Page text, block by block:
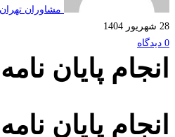
مشاوران تهران
28 شهریور 1404
0 دیدگاه
انجام پایان
انجام پایان